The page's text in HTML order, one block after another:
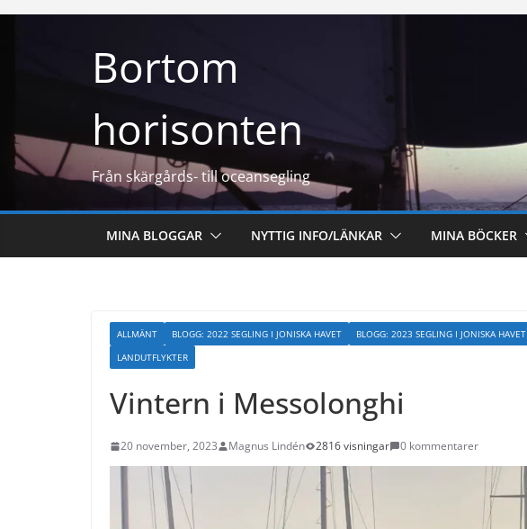
Hoppa
Bortom
horisonten
Från skärgårds- till oceansegling
MINA BLOGGAR NYTTIG INFO/LÄNKAR MINA BÖCKER
ALLMÄNT BLOGG: 2022 SEGLING I JONISKA HAVET BLOGG: 2023 SEGLING I JONISKA HAVET
LANDUTFLYKTER
Vintern i Messolonghi
20 november, 2023 Magnus Lindén 2816 visningar 0 kommentarer